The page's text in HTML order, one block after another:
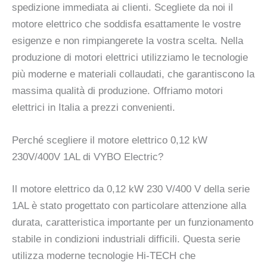
spedizione immediata ai clienti. Scegliete da noi il
motore elettrico che soddisfa esattamente le vostre
esigenze e non rimpiangerete la vostra scelta. Nella
produzione di motori elettrici utilizziamo le tecnologie
più moderne e materiali collaudati, che garantiscono la
massima qualità di produzione. Offriamo motori
elettrici in Italia a prezzi convenienti.
Perché scegliere il motore elettrico 0,12 kW
230V/400V 1AL di VYBO Electric?
Il motore elettrico da 0,12 kW 230 V/400 V della serie
1AL è stato progettato con particolare attenzione alla
durata, caratteristica importante per un funzionamento
stabile in condizioni industriali difficili. Questa serie
utilizza moderne tecnologie Hi-TECH che